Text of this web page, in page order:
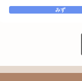
みず